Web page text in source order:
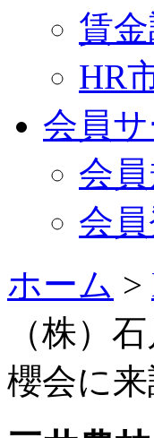
賃
HR
会員
会
会
ホーム >
（株）
櫻会に